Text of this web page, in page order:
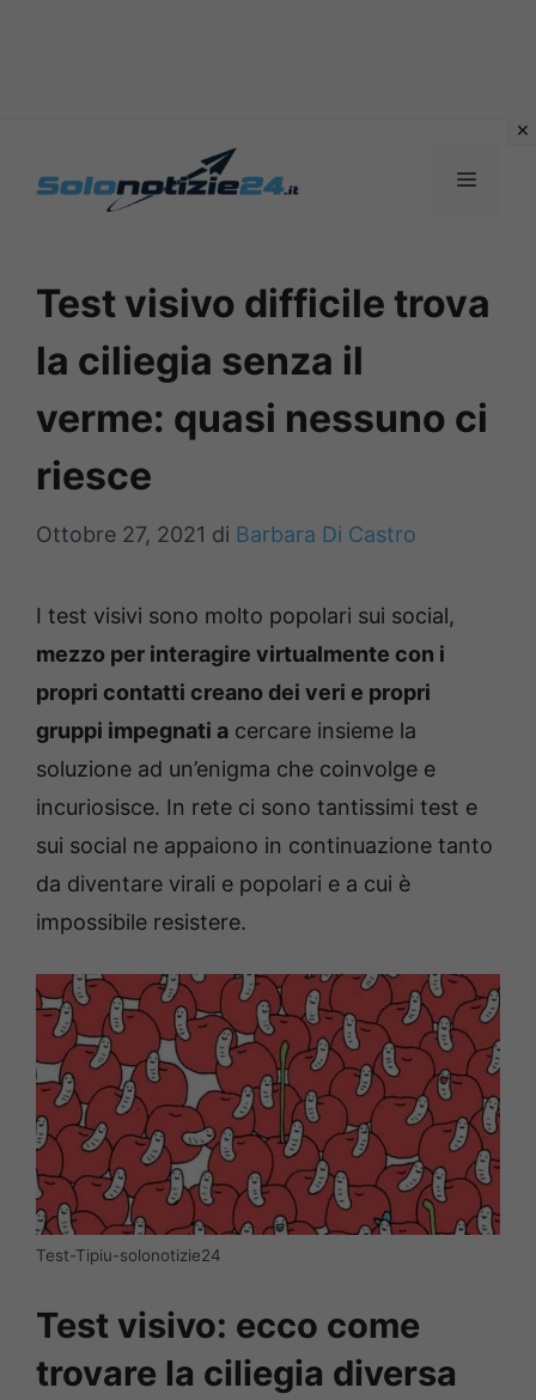
MENU
Test visivo difficile trova
la ciliegia senza il
verme: quasi nessuno ci
riesce
Ottobre 27, 2021 di Barbara Di Castro
I test visivi sono molto popolari sui social,
mezzo per interagire virtualmente con i
propri contatti creano dei veri e propri
gruppi impegnati a cercare insieme la
soluzione ad un’enigma che coinvolge e
incuriosisce. In rete ci sono tantissimi test e
sui social ne appaiono in continuazione tanto
da diventare virali e popolari e a cui è
impossibile resistere.
Test-Tipiu-solonotizie24
Test visivo: ecco come
trovare la ciliegia diversa